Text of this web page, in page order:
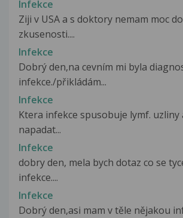
Infekce
Ziji v USA a s doktory nemam moc
zkusenosti....
Infekce
Dobrý den,na cevním mi byla
infekce./přikládám...
Infekce
Ktera infekce spusobuje lymf. uzliny
napadat...
Infekce
dobry den, mela bych dotaz co se
infekce....
Infekce
Dobrý den,asi mam v těle nějakou